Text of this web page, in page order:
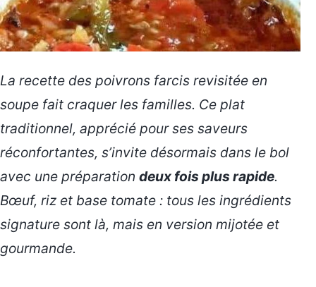
La recette des poivrons farcis revisitée en
soupe fait craquer les familles. Ce plat
traditionnel, apprécié pour ses saveurs
réconfortantes, s’invite désormais dans le bol
avec une préparation deux fois plus rapide.
Bœuf, riz et base tomate : tous les ingrédients
signature sont là, mais en version mijotée et
gourmande.